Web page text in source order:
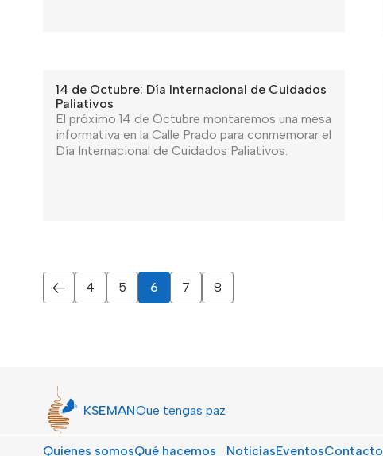
14 de Octubre: Día Internacional de Cuidados
Paliativos
El próximo 14 de Octubre montaremos una mesa
informativa en la Calle Prado para conmemorar el
Día Internacional de Cuidados Paliativos.
Página anterior
4 5 6 7 8
KSEMANQue tengas paz
Quienes somosQué hacemos NoticiasEventosContacto